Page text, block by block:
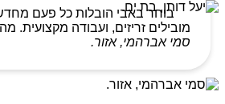
בוחר באבי הובלות כל פעם
מובילים זריזים, ועבודה
סמי אברהמי, אזור.